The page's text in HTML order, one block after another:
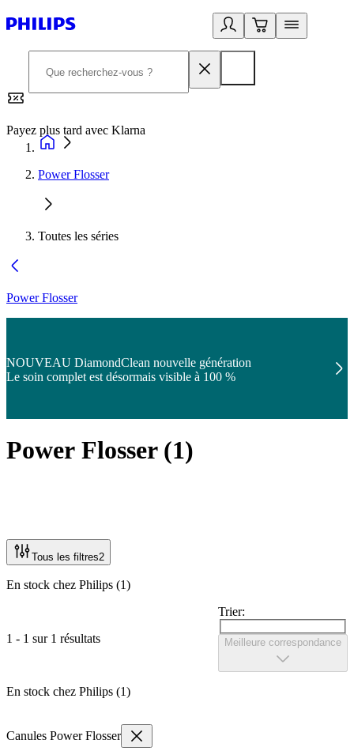
Payez plus tard avec Klarna
Power Flosser
Toutes les séries
Power Flosser
NOUVEAU DiamondClean nouvelle génération
Le soin complet est désormais visible à 100 %
Power Flosser(1)
Tous les filtres2
En stock chez Philips (1)
1 - 1 sur 1 résultats
Trier:
Meilleure correspondance
En stock chez Philips (1)
Canules Power Flosser